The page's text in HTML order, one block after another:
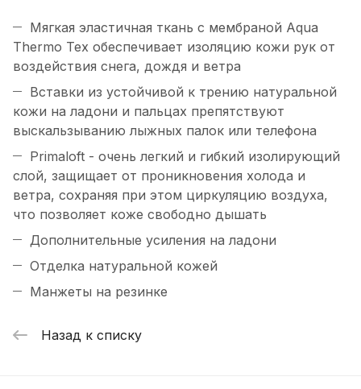
Мягкая эластичная ткань с мембраной Aqua
Thermo Tex обеспечивает изоляцию кожи рук от
воздействия снега, дождя и ветра
Вставки из устойчивой к трению натуральной
кожи на ладони и пальцах препятствуют
выскальзыванию лыжных палок или телефона
Primaloft - очень легкий и гибкий изолирующий
слой, защищает от проникновения холода и
ветра, сохраняя при этом циркуляцию воздуха,
что позволяет коже свободно дышать
Дополнительные усиления на ладони
Отделка натуральной кожей
Манжеты на резинке
Назад к списку